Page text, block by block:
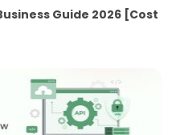
Guide 2026 [Cost